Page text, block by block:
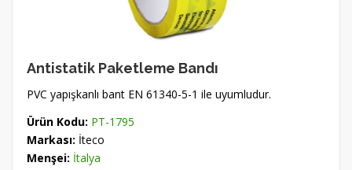
Antistatik Paketleme Bandı
PVC yapışkanlı bant EN 61340-5-1 ile uyumludur.
Ürün Kodu: PT-1795
Markası: İteco
Menşei: İtalya